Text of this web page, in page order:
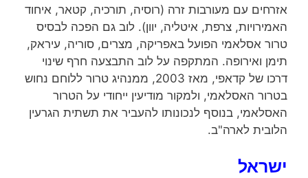
אזרחים עם מעורבות זרה (רוסיה, תורכיה, קטאר, איחוד
האמירויות, צרפת, איטליה, יוון). לוב גם הפכה לבסיס
טרור אסלאמי הפועל באפריקה, מצרים, סוריה, עיראק,
תימן ואירופה. המתקפה על לוב התבצעה חרף שינוי
דרכו של קדאפי, מאז 2003, ממנהיג טרור ללוחם נחוש
בטרור האסלאמי, ולמקור מודיעין ייחודי על הטרור
האסלאמי, בנוסף לנכונותו להעביר את תשתית הגרעין
הלובית לארה"ב.
ישראל